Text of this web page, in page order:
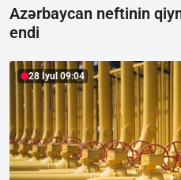
Azərbaycan neftinin
endi
28 İyul 09:04